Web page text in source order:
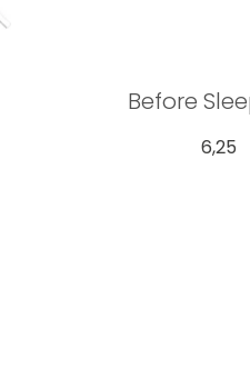
Before
6,25